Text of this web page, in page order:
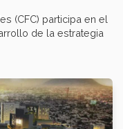
(CFC) participa en el
de la estrategia